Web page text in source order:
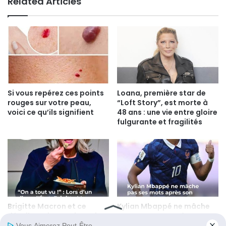
Si vous repérez ces points
rouges sur votre peau,
voici ce qu’ils signifient
Loana, première star de
“Loft Story”, est morte à
48 ans : une vie entre gloire
fulgurante et fragilités
Brigitte Macron et ce
Kylian Mbappé ne mâche